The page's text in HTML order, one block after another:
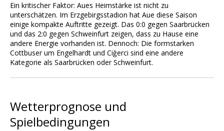
Ein kritischer Faktor: Aues Heimstärke ist nicht zu
unterschätzen. Im Erzgebirgsstadion hat Aue diese Saison
einige kompakte Auftritte gezeigt. Das 0:0 gegen Saarbrücken
und das 2:0 gegen Schweinfurt zeigen, dass zu Hause eine
andere Energie vorhanden ist. Dennoch: Die formstarken
Cottbuser um Engelhardt und Ciğerci sind eine andere
Kategorie als Saarbrücken oder Schweinfurt.
Wetterprognose und
Spielbedingungen